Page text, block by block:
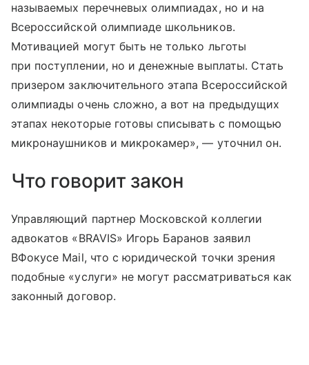
называемых перечневых олимпиадах, но и на
Всероссийской олимпиаде школьников.
Мотивацией могут быть не только льготы
при поступлении, но и денежные выплаты. Стать
призером заключительного этапа Всероссийской
олимпиады очень сложно, а вот на предыдущих
этапах некоторые готовы списывать с помощью
микронаушников и микрокамер», — уточнил он.
Что говорит закон
Управляющий партнер Московской коллегии
адвокатов «BRAVIS» Игорь Баранов заявил
ВФокусе Mail, что с юридической точки зрения
подобные «услуги» не могут рассматриваться как
законный договор.